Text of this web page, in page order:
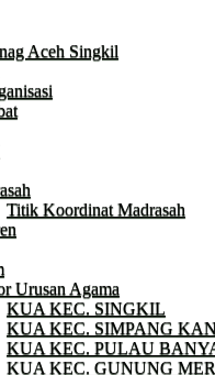
Aceh Singkil
Titik Koordinat Madrasah
Urusan Agama
KUA KEC. SINGKIL
KUA KEC. SIMPANG
KUA KEC. PULAU
KUA KEC. GUNUNG